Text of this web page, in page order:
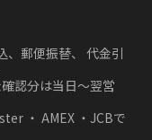
、郵便振替、 代金引
認分は当日～翌営
・ AMEX ・JCBで